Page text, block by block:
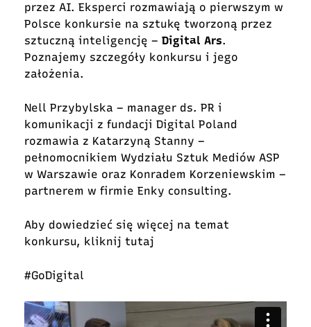
przez AI. Eksperci rozmawiają o pierwszym w
Polsce konkursie na sztukę tworzoną przez
sztuczną inteligencję – Digital Ars.
Poznajemy szczegóły konkursu i jego
założenia.
Nell Przybylska – manager ds. PR i
komunikacji z fundacji Digital Poland
rozmawia z Katarzyną Stanny –
pełnomocnikiem Wydziału Sztuk Mediów ASP
w Warszawie oraz Konradem Korzeniewskim –
partnerem w firmie Enky consulting.
Aby dowiedzieć się więcej na temat
konkursu, kliknij tutaj
#GoDigital